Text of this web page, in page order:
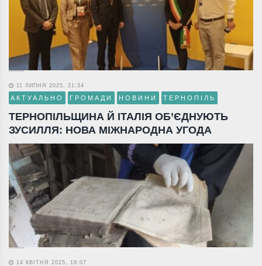
11 ЛИПНЯ 2025, 21:34
АКТУАЛЬНО ГРОМАДИ НОВИНИ ТЕРНОПІЛЬ
ТЕРНОПІЛЬЩИНА Й ІТАЛІЯ ОБ’ЄДНУЮТЬ
ЗУСИЛЛЯ: НОВА МІЖНАРОДНА УГОДА
14 КВІТНЯ 2025, 18:07